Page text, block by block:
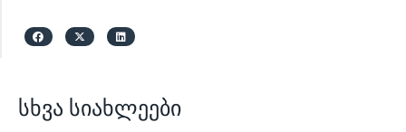
სხვა სიახლეები